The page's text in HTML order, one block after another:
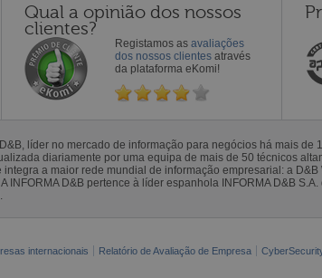
Qual a opinião dos nossos
clientes?
Registamos as avaliações
dos nossos clientes através
da plataforma eKomi!
líder no mercado de informação para negócios há mais de
diariamente por uma equipa de mais de 50 técnicos
a maior rede mundial de informação empresarial: a
D&B pertence à líder espanhola INFORMA D&B S.A.
internacionais Relatório de Avaliação de Empresa